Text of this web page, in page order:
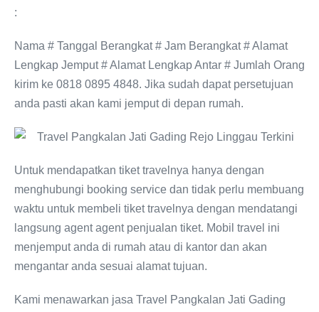
:
Nama # Tanggal Berangkat # Jam Berangkat # Alamat
Lengkap Jemput # Alamat Lengkap Antar # Jumlah Orang
kirim ke 0818 0895 4848. Jika sudah dapat persetujuan
anda pasti akan kami jemput di depan rumah.
Untuk mendapatkan tiket travelnya hanya dengan
menghubungi booking service dan tidak perlu membuang
waktu untuk membeli tiket travelnya dengan mendatangi
langsung agent agent penjualan tiket. Mobil travel ini
menjemput anda di rumah atau di kantor dan akan
mengantar anda sesuai alamat tujuan.
Kami menawarkan jasa Travel Pangkalan Jati Gading